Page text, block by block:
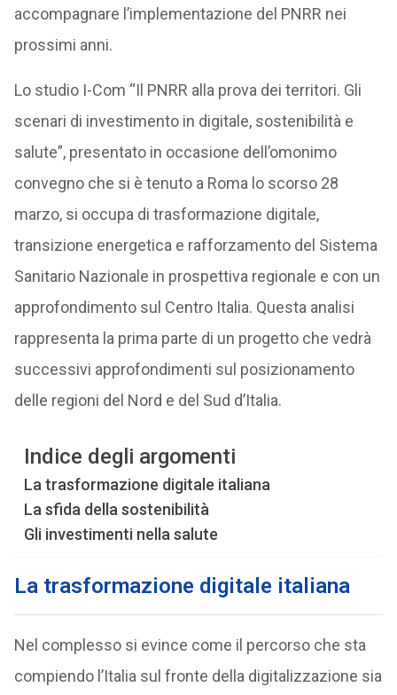
accompagnare l’implementazione del PNRR nei
prossimi anni.
Lo studio I-Com “Il PNRR alla prova dei territori. Gli
scenari di investimento in digitale, sostenibilità e
salute”, presentato in occasione dell’omonimo
convegno che si è tenuto a Roma lo scorso 28
marzo, si occupa di trasformazione digitale,
transizione energetica e rafforzamento del Sistema
Sanitario Nazionale in prospettiva regionale e con un
approfondimento sul Centro Italia. Questa analisi
rappresenta la prima parte di un progetto che vedrà
successivi approfondimenti sul posizionamento
delle regioni del Nord e del Sud d’Italia.
Indice degli argomenti
La trasformazione digitale italiana
La sfida della sostenibilità
Gli investimenti nella salute
La trasformazione digitale italiana
Nel complesso si evince come il percorso che sta
compiendo l’Italia sul fronte della digitalizzazione sia